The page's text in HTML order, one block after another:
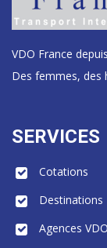
VDO France
Des femmes, des
SERVICES
Cotations
Destinations
Agences